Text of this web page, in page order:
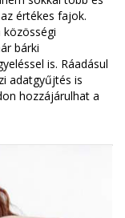
értékes fajok.
közösségi
bárki
is. Ráadásul
adatgyűjtés is
hozzájárulhat a